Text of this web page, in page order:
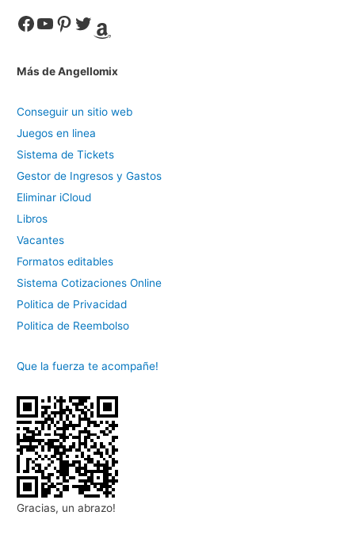
Facebook YouTube Pinterest Twitter Amazon
Más de Angellomix
Conseguir un sitio web
Juegos en linea
Sistema de Tickets
Gestor de Ingresos y Gastos
Eliminar iCloud
Libros
Vacantes
Formatos editables
Sistema Cotizaciones Online
Politica de Privacidad
Politica de Reembolso
Que la fuerza te acompañe!
Gracias, un abrazo!